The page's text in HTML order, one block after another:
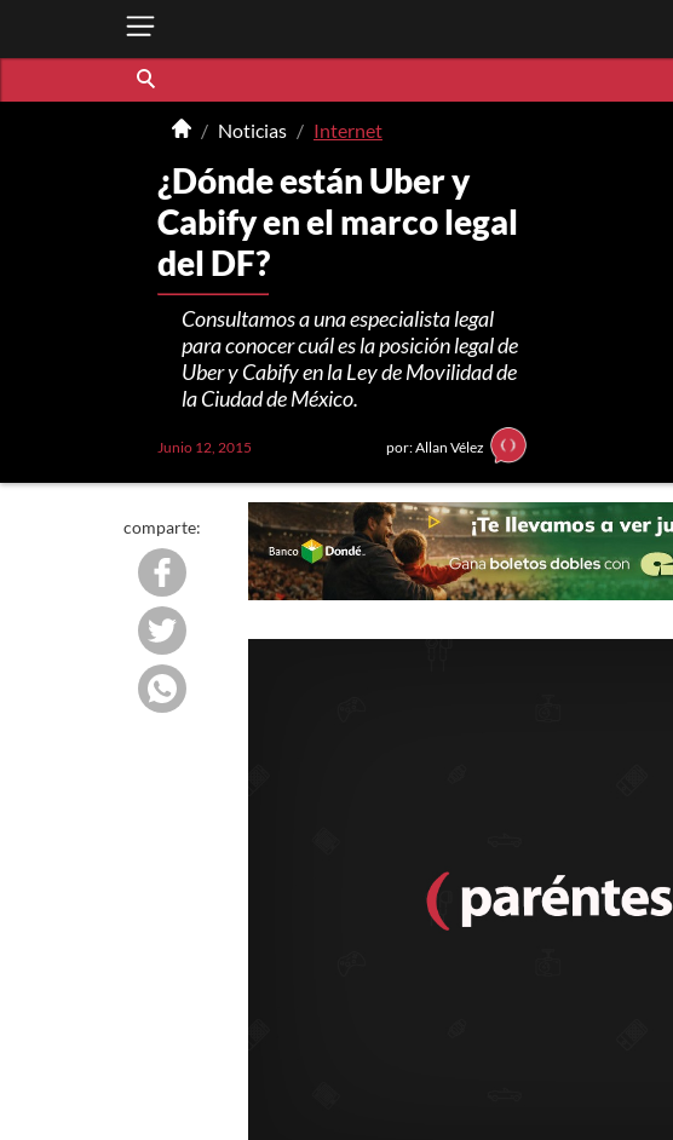
Noticias Internet
¿Dónde están Uber y
Cabify en el marco legal
del DF?
Consultamos a una especialista legal
para conocer cuál es la posición legal de
Uber y Cabify en la Ley de Movilidad de
la Ciudad de México.
Junio 12, 2015 por: Allan Vélez
comparte: